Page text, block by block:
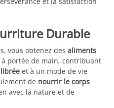
Durable
vous obtenez des aliments
à portée de main, contribuant
et à un mode de vie
de nourrir le corps
avec la nature et de